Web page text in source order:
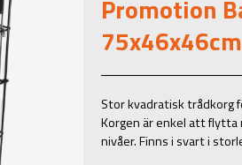
Promotion
75x46x46cm
Stor kvadratisk trådkorg
Korgen är enkel att
nivåer. Finns i svart i